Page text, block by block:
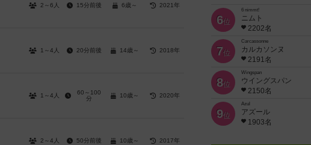
2～6人 15分前後 6歳～ 2021年
1～4人 20分前後 14歳～ 2018年
1～4人
60～100
分
10歳～ 2020年
2～4人 50分前後 10歳～ 2017年
6位
6 nimmt!
ニムト
2202名
7位
Carcassonne
カルカソンヌ
2191名
8位
Wingspan
ウイングスパン
2150名
9位
Azul
アズール
1903名